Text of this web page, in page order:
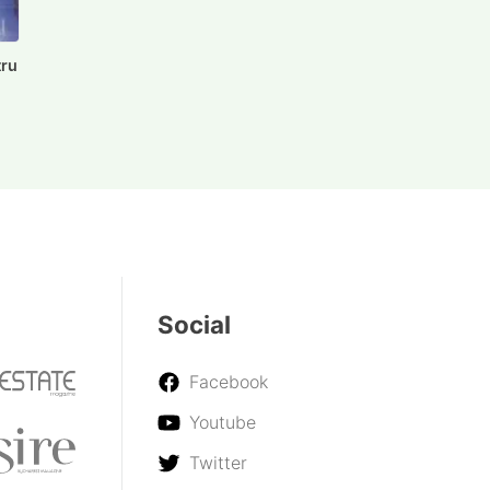
Social
Facebook
Youtube
Twitter